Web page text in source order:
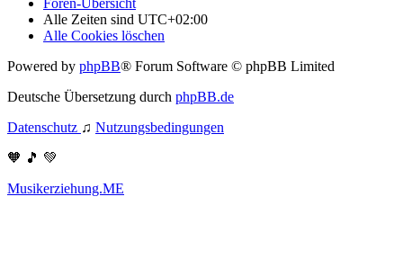
Foren-Übersicht
Alle Zeiten sind UTC+02:00
Alle Cookies löschen
Powered by phpBB® Forum Software © phpBB Limited
Deutsche Übersetzung durch phpBB.de
Datenschutz ♫ Nutzungsbedingungen
🧡 🎵 💚
Musikerziehung.ME